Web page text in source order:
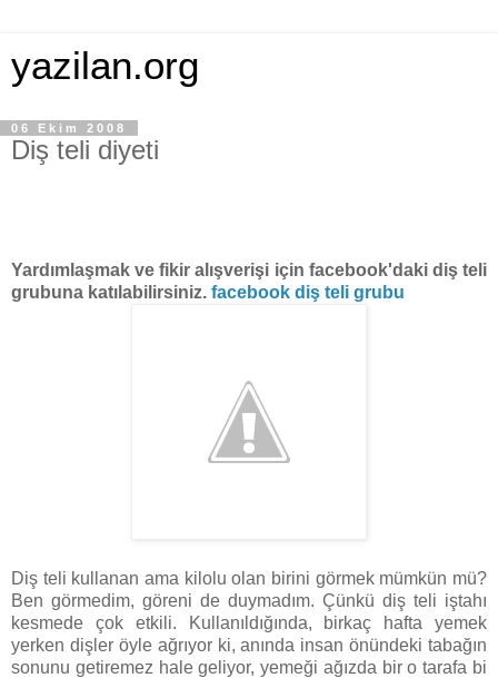
yazilan.org
06 Ekim 2008
Diş teli diyeti
Yardımlaşmak ve fikir alışverişi için facebook'daki diş teli
grubuna katılabilirsiniz. facebook diş teli grubu
Diş teli kullanan ama kilolu olan birini görmek mümkün mü?
Ben görmedim, göreni de duymadım. Çünkü diş teli iştahı
kesmede çok etkili. Kullanıldığında, birkaç hafta yemek
yerken dişler öyle ağrıyor ki, anında insan önündeki tabağın
sonunu getiremez hale geliyor, yemeği ağızda bir o tarafa bi